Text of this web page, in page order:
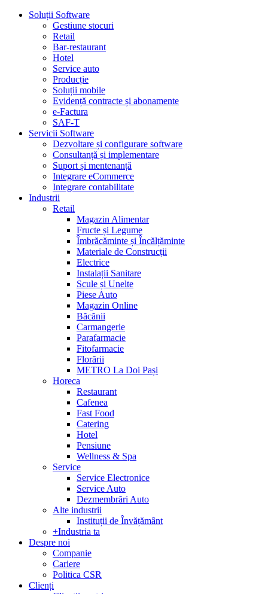
Close
Soluții Software
Gestiune stocuri
Retail
Bar-restaurant
Hotel
Service auto
Producție
Soluții mobile
Evidență contracte și abonamente
e-Factura
SAF-T
Servicii Software
Dezvoltare și configurare software
Consultanță și implementare
Suport și mentenanță
Integrare eCommerce
Integrare contabilitate
Industrii
Retail
Magazin Alimentar
Fructe și Legume
Îmbrăcăminte și Încălțăminte
Materiale de Construcții
Electrice
Instalații Sanitare
Scule și Unelte
Piese Auto
Magazin Online
Băcănii
Carmangerie
Parafarmacie
Fitofarmacie
Florării
METRO La Doi Pași
Horeca
Restaurant
Cafenea
Fast Food
Catering
Hotel
Pensiune
Wellness & Spa
Service
Service Electronice
Service Auto
Dezmembrări Auto
Alte industrii
Instituții de Învățământ
+Industria ta
Despre noi
Companie
Cariere
Politica CSR
Clienți